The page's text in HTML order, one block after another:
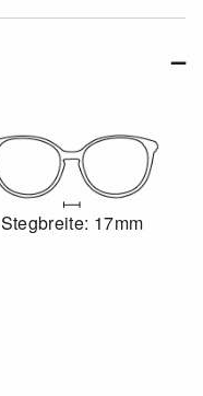
Stegbreite: 17mm